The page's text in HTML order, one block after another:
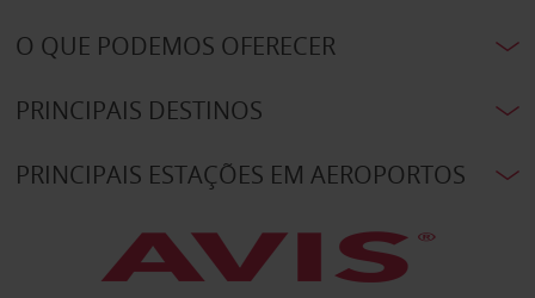
O QUE PODEMOS OFERECER
PRINCIPAIS DESTINOS
PRINCIPAIS ESTAÇÕES EM AEROPORTOS